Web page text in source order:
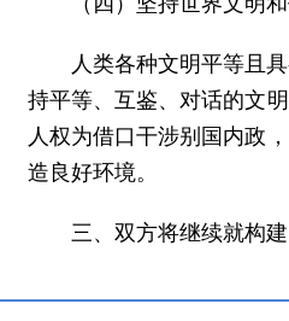
人类各种文明平等且
持平等、互鉴、对话的文
人权为借口干涉别国内政
造良好环境。
三、双方将继续就构